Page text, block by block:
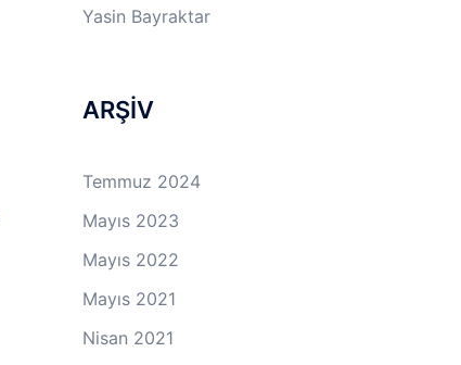
Yasin Bayraktar
ARŞİV
Temmuz 2024
Mayıs 2023
Mayıs 2022
Mayıs 2021
Nisan 2021